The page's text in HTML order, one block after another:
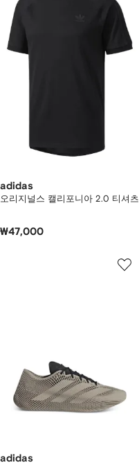
adidas
오리지널스 캘리포니아 2.0 티셔츠
₩47,000
adidas